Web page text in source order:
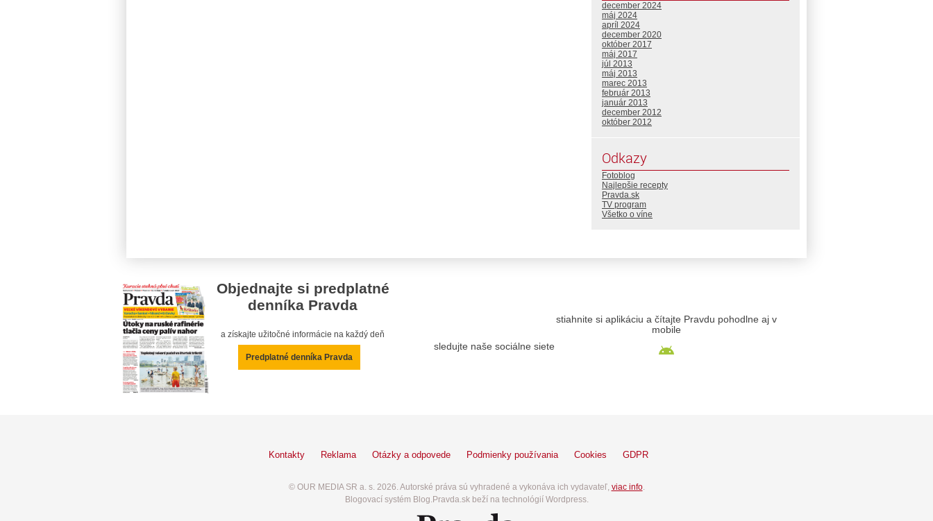
december 2024
máj 2024
apríl 2024
december 2020
október 2017
máj 2017
júl 2013
máj 2013
marec 2013
február 2013
január 2013
december 2012
október 2012
Odkazy
Fotoblog
Najlepšie recepty
Pravda.sk
TV program
Všetko o víne
Objednajte si predplatné
denníka Pravda
a získajte užitočné informácie na každý deň
Predplatné denníka Pravda
sledujte naše sociálne siete
stiahnite si aplikáciu a čítajte Pravdu pohodlne aj v
mobile
Kontakty Reklama Otázky a odpovede Podmienky používania Cookies GDPR
© OUR MEDIA SR a. s. 2026. Autorské práva sú vyhradené a vykonáva ich vydavateľ, viac info.
Blogovací systém Blog.Pravda.sk beží na technológií Wordpress.